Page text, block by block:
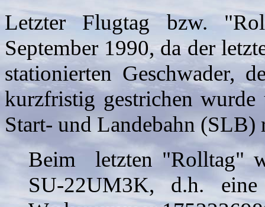
Letzter Flugtag bzw.
September 1990, da der
stationierten Geschwader,
kurzfristig gestrichen
Start- und Landebahn (SLB)
Beim letzten "Rolltag"
SU-22UM3K, d.h. eine